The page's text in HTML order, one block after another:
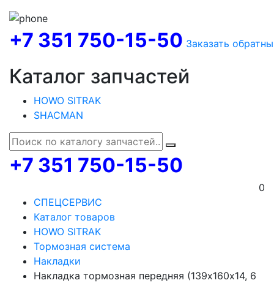
+7 351 750-15-50 Заказать
Каталог запчастей
HOWO SITRAK
SHACMAN
+7 351 750-15-50
0
СПЕЦСЕРВИС
Каталог товаров
HOWO SITRAK
Тормозная система
Накладки
Накладка тормозная передняя (139х160х14, 6